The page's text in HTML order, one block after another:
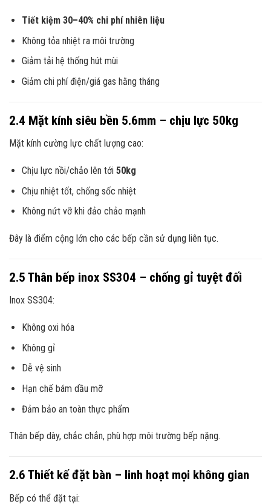
Tiết kiệm 30–40% chi phí nhiên liệu
Không tỏa nhiệt ra môi trường
Giảm tải hệ thống hút mùi
Giảm chi phí điện/giá gas hằng tháng
2.4 Mặt kính siêu bền 5.6mm – chịu lực 50kg
Mặt kính cường lực chất lượng cao:
Chịu lực nồi/chảo lên tới 50kg
Chịu nhiệt tốt, chống sốc nhiệt
Không nứt vỡ khi đảo chảo mạnh
Đây là điểm cộng lớn cho các bếp cần sử dụng liên tục.
2.5 Thân bếp inox SS304 – chống gỉ tuyệt đối
Inox SS304:
Không oxi hóa
Không gỉ
Dễ vệ sinh
Hạn chế bám dầu mỡ
Đảm bảo an toàn thực phẩm
Thân bếp dày, chắc chắn, phù hợp môi trường bếp nặng.
2.6 Thiết kế đặt bàn – linh hoạt mọi không gian
Bếp có thể đặt tại: